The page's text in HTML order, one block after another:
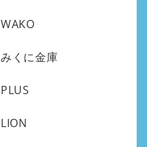
WAKO
みくに金庫
PLUS
LION